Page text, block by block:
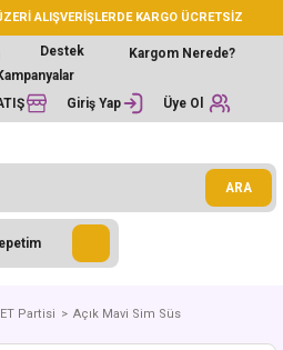
ALIŞVERİŞLERDE KARGO ÜCRETSİZ
Destek
Kargom Nerede?
Giriş Yap Üye Ol
ARA
Partisi Açık Mavi Sim Süs